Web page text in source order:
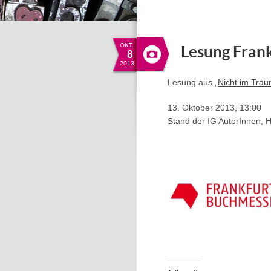
OKT.
8
2013
Lesung
Lesung aus „ Nicht im
13. Oktober 2013, 13:00
Stand der IG AutorInnen,